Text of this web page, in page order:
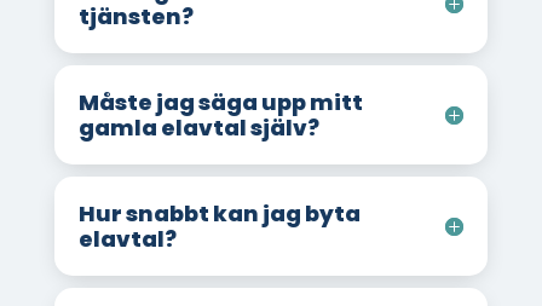
tjänsten?
Måste jag säga upp mitt
gamla elavtal själv?
Hur snabbt kan jag byta
elavtal?